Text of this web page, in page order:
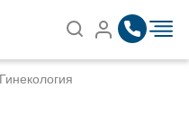
Гинекология